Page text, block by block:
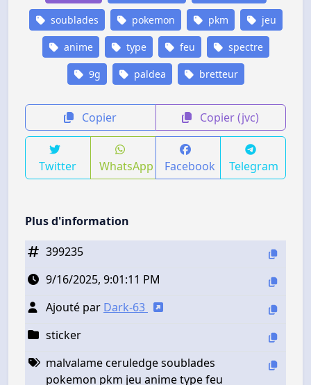
soublades pokemon pkm jeu
anime type feu spectre
9g paldea bretteur
Copier Copier (jvc)
Twitter WhatsApp Facebook Telegram
Plus d'information
399235
9/16/2025, 9:01:11 PM
Ajouté par Dark-63
sticker
malvalame ceruledge soublades
pokemon pkm jeu anime type feu